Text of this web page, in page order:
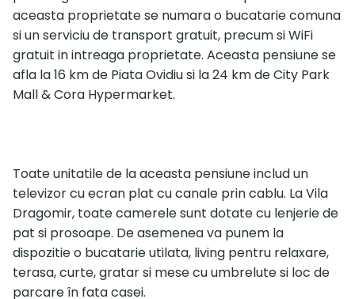
aceasta proprietate se numara o bucatarie comuna
si un serviciu de transport gratuit, precum si WiFi
gratuit in intreaga proprietate. Aceasta pensiune se
afla la 16 km de Piata Ovidiu si la 24 km de City Park
Mall & Cora Hypermarket.
Toate unitatile de la aceasta pensiune includ un
televizor cu ecran plat cu canale prin cablu. La Vila
Dragomir, toate camerele sunt dotate cu lenjerie de
pat si prosoape. De asemenea va punem la
dispozitie o bucatarie utilata, living pentru relaxare,
terasa, curte, gratar si mese cu umbrelute si loc de
parcare în fata casei.